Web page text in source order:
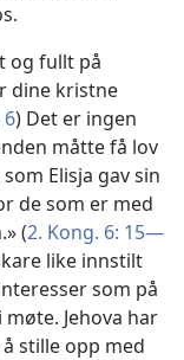
og fullt på
dine kristne
6) Det er ingen
måtte få lov
Elisja gav sin
de som er med
(2. Kong. 6: 15—
like innstilt
som på
Jehova har
stille opp med